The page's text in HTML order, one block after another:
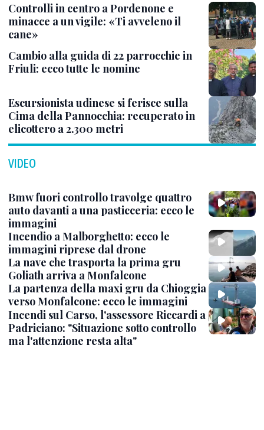
Controlli in centro a Pordenone e
minacce a un vigile: «Ti avveleno il
cane»
Cambio alla guida di 22 parrocchie in
Friuli: ecco tutte le nomine
Escursionista udinese si ferisce sulla
Cima della Pannocchia: recuperato in
elicottero a 2.300 metri
VIDEO
Bmw fuori controllo travolge quattro
auto davanti a una pasticceria: ecco le
immagini
Incendio a Malborghetto: ecco le
immagini riprese dal drone
La nave che trasporta la prima gru
Goliath arriva a Monfalcone
La partenza della maxi gru da Chioggia
verso Monfalcone: ecco le immagini
Incendi sul Carso, l'assessore Riccardi a
Padriciano: "Situazione sotto controllo
ma l'attenzione resta alta"